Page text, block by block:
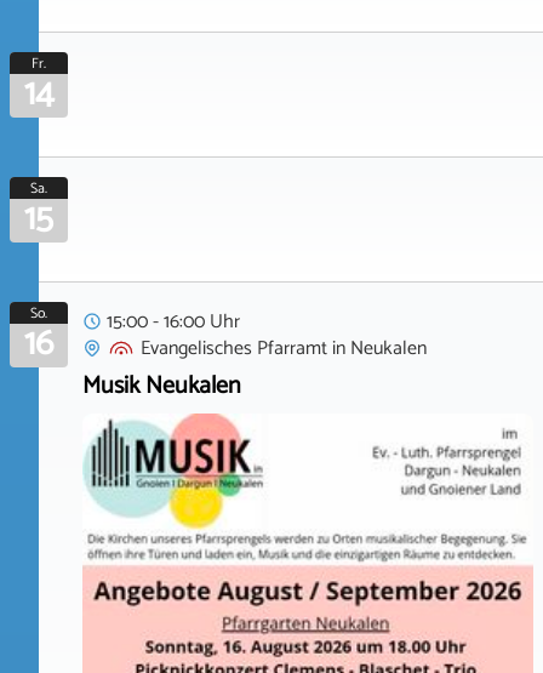
Fr.
14
Sa.
15
So.
16
15:00 - 16:00 Uhr
Evangelisches PfarramtinNeukalen
Musik Neukalen